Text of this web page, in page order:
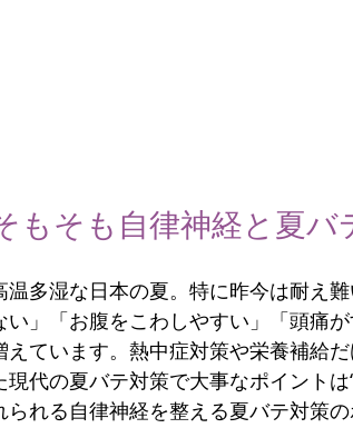
もそも自律神経と夏バ
温多湿な日本の夏。特に昨今は耐え
い」「お腹をこわしやすい」「頭痛
えています。熱中症対策や栄養補給
現代の夏バテ対策で大事なポイント
られる自律神経を整える夏バテ対策